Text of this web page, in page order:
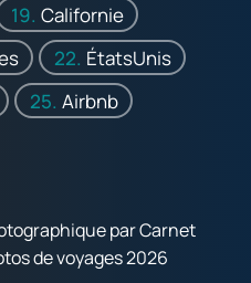
Californie
ÉtatsUnis
Airbnb
par Carnet
de voyages 2026